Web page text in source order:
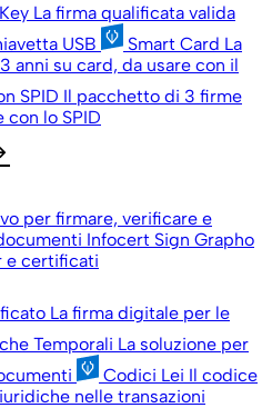
La firma qualificata valida
USB
Smart Card La
anni su card, da usare con il
SPID Il pacchetto di 3 firme
con lo SPID
per firmare, verificare e
Infocert Sign Grapho
e certificati
La firma digitale per le
Temporali La soluzione per
Codici Lei Il codice
nelle transazioni